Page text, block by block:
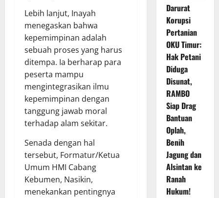
Lebih lanjut, Inayah
menegaskan bahwa
kepemimpinan adalah
sebuah proses yang harus
ditempa. Ia berharap para
peserta mampu
mengintegrasikan ilmu
kepemimpinan dengan
tanggung jawab moral
terhadap alam sekitar.
Senada dengan hal
tersebut, Formatur/Ketua
Umum HMI Cabang
Kebumen, Nasikin,
menekankan pentingnya
Darurat
Korupsi
Pertanian
OKU Timur:
Hak Petani
Diduga
Disunat,
RAMBO
Siap Drag
Bantuan
Oplah,
Benih
Jagung dan
Alsintan ke
Ranah
Hukum!